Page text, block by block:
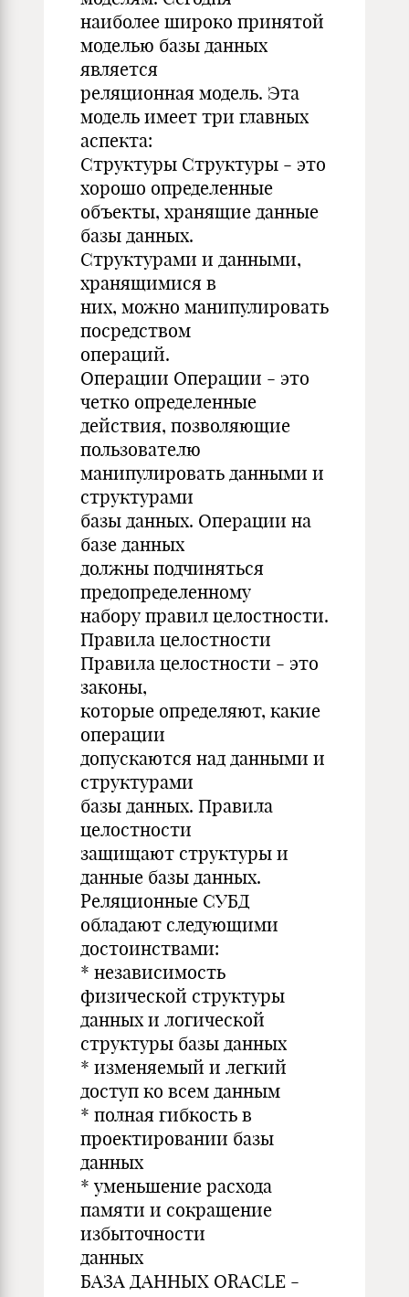
наиболее широко принятой
моделью базы данных
является
реляционная модель. Эта
модель имеет три главных
аспекта:
Структуры Структуры - это
хорошо определенные
объекты, хранящие данные
базы данных.
Структурами и данными,
хранящимися в
них, можно манипулировать
посредством
операций.
Операции Операции - это
четко определенные
действия, позволяющие
пользователю
манипулировать данными и
структурами
базы данных. Операции на
базе данных
должны подчиняться
предопределенному
набору правил целостности.
Правила целостности
Правила целостности - это
законы,
которые определяют, какие
операции
допускаются над данными и
структурами
базы данных. Правила
целостности
защищают структуры и
данные базы данных.
Реляционные СУБД
обладают следующими
достоинствами:
* независимость
физической структуры
данных и логической
структуры базы данных
* изменяемый и легкий
доступ ко всем данным
* полная гибкость в
проектировании базы
данных
* уменьшение расхода
памяти и сокращение
избыточности
данных
БАЗА ДАННЫХ ORACLE -